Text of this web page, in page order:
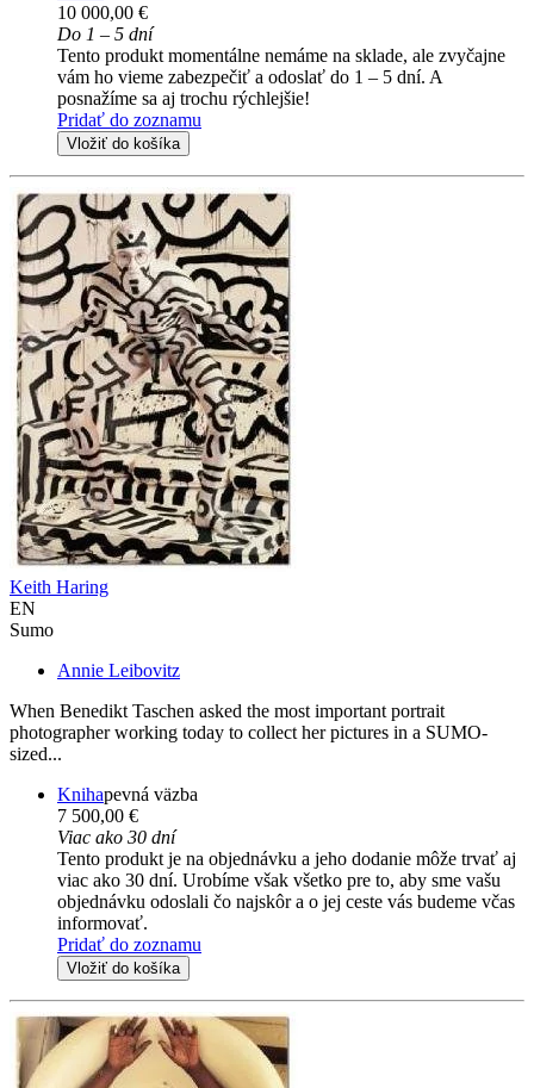
10 000,00 €
Do 1 – 5 dní
Tento produkt momentálne nemáme na sklade, ale zvyčajne
vám ho vieme zabezpečiť a odoslať do 1 – 5 dní. A
posnažíme sa aj trochu rýchlejšie!
Pridať do zoznamu
Vložiť do košíka
Keith Haring
EN
Sumo
Annie Leibovitz
When Benedikt Taschen asked the most important portrait
photographer working today to collect her pictures in a SUMO-
sized...
Knihapevná väzba
7 500,00 €
Viac ako 30 dní
Tento produkt je na objednávku a jeho dodanie môže trvať aj
viac ako 30 dní. Urobíme však všetko pre to, aby sme vašu
objednávku odoslali čo najskôr a o jej ceste vás budeme včas
informovať.
Pridať do zoznamu
Vložiť do košíka